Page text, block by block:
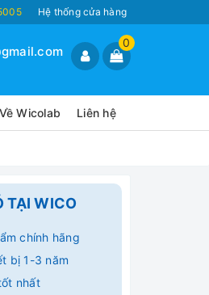
Hệ thống cửa hàng
0
Về Wicolab Liên hệ
TẠI WICO
chính hãng
bị 1-3 năm
nhất